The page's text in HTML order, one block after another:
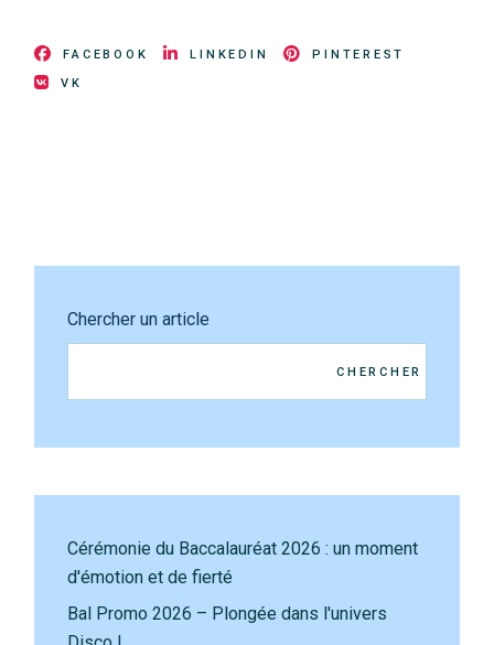
FACEBOOK LINKEDIN
PINTEREST
VK
Chercher un article
CHERCHER
Cérémonie du Baccalauréat 2026 : un moment
d'émotion et de fierté
Bal Promo 2026 – Plongée dans l'univers